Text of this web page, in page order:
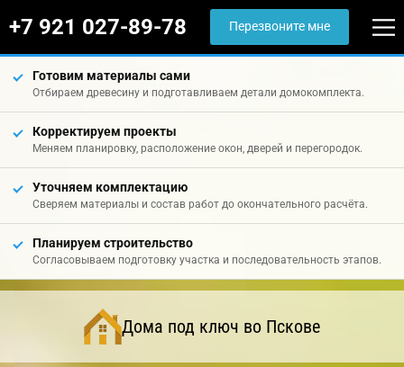
+7 921 027-89-78 Перезвоните мне
Готовим материалы сами
Отбираем древесину и подготавливаем детали домокомплекта.
Корректируем проекты
Меняем планировку, расположение окон, дверей и перегородок.
Уточняем комплектацию
Сверяем материалы и состав работ до окончательного расчёта.
Планируем строительство
Согласовываем подготовку участка и последовательность этапов.
Дома под ключ во Пскове